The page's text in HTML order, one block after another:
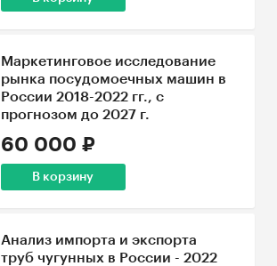
Маркетинговое исследование
рынка посудомоечных машин в
России 2018-2022 гг., с
прогнозом до 2027 г.
60 000 ₽
В корзину
Анализ импорта и экспорта
труб чугунных в России - 2022